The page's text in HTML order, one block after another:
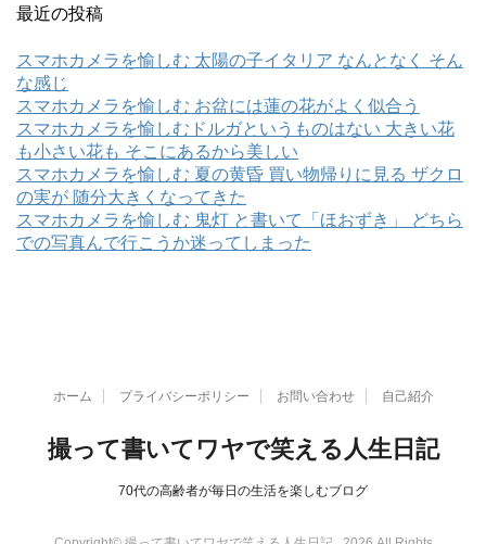
最近の投稿
スマホカメラを愉しむ 太陽の子イタリア なんとなく そん
な感じ
スマホカメラを愉しむ お盆には蓮の花がよく似合う
スマホカメラを愉しむドルガというものはない 大きい花
も小さい花も そこにあるから美しい
スマホカメラを愉しむ 夏の黄昏 買い物帰りに見る ザクロ
の実が 随分大きくなってきた
スマホカメラを愉しむ 鬼灯 と書いて「ほおずき」 どちら
での写真んで行こうか迷ってしまった
ホーム プライバシーポリシー お問い合わせ 自己紹介
撮って書いてワヤで笑える人生日記
70代の高齢者が毎日の生活を楽しむブログ